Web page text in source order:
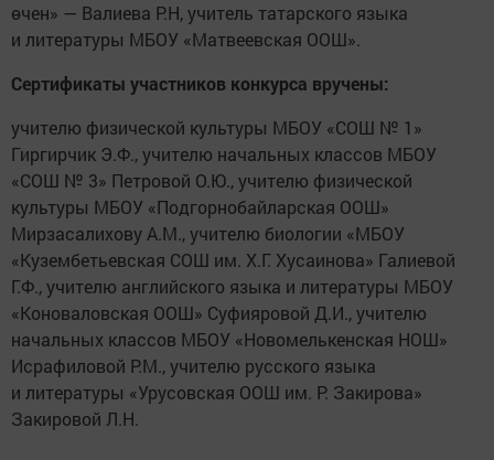
өчен» — Валиева Р.Н, учитель татарского языка
и литературы МБОУ «Матвеевская ООШ».
Сертификаты участников конкурса вручены:
учителю физической культуры МБОУ «СОШ № 1»
Гиргирчик Э.Ф., учителю начальных классов МБОУ
«СОШ № 3» Петровой О.Ю., учителю физической
культуры МБОУ «Подгорнобайларская ООШ»
Мирзасалихову А.М., учителю биологии «МБОУ
«Кузембетьевская СОШ им. Х.Г. Хусаинова» Галиевой
Г.Ф., учителю английского языка и литературы МБОУ
«Коноваловская ООШ» Суфияровой Д.И., учителю
начальных классов МБОУ «Новомелькенская НОШ»
Исрафиловой Р.М., учителю русского языка
и литературы «Урусовская ООШ им. Р. Закирова»
Закировой Л.Н.